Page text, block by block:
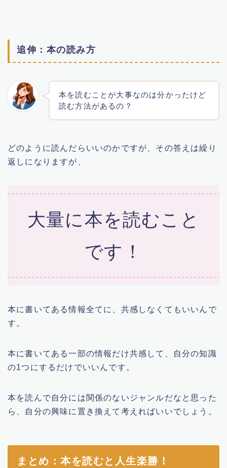
追伸：本の読み方
本を読むことが大事なのは分かったけど
読む方法があるの？
どのように読んだらいいのかですが、その答えは繰り
返しになりますが、
大量に本を読むこと
です！
本に書いてある情報全てに、共感しなくてもいいんで
す。
本に書いてある一部の情報だけ共感して、自分の知識
の1つにするだけでいいんです。
本を読んで自分には関係のないジャンルだなと思った
ら、自分の興味に置き換えて考えればいいでしょう。
まとめ：本を読むと人生楽勝！